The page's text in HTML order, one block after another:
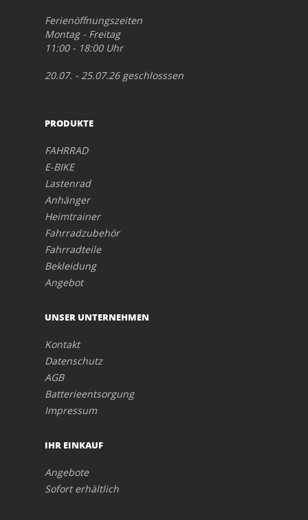
Ferienöffnungszeiten
Montag - Freitag
11:00 - 18:00 Uhr
20.07. - 25.07.26 geschlosssen
PRODUKTE
FAHRRAD
E-BIKE
Lastenrad
Anhänger
Heimtrainer
Fahrradzubehör
Fahrradteile
Bekleidung
Angebot
UNSER UNTERNEHMEN
Kontakt
Datenschutz
AGB
Batterieentsorgung
Impressum
IHR EINKAUF
Angebote
Sofort erhältlich